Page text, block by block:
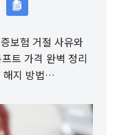
보험 거절 사유와
트 가격 완벽 정리
해지 방법…